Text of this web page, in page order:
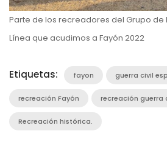
Parte de los recreadores del Grupo de
Línea que acudimos a Fayón 2022
Etiquetas: fayon guerra civil
recreación Fayón recreación guerra
Recreación histórica.